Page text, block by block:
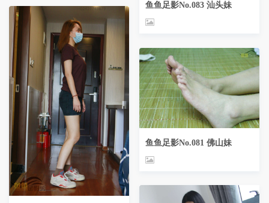
鱼鱼足影No.083 汕头妹
鱼鱼足影No.081 佛山妹